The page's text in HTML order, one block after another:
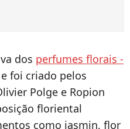
dos perfumes florais -
e foi criado pelos
Polge e Ropion
floriental
como jasmin, flor